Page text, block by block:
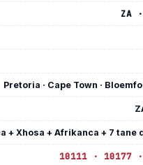
ZA
Pretoria · Cape Town ·
+ Xhosa + Afrikanca + 7 tane
10111 · 10177